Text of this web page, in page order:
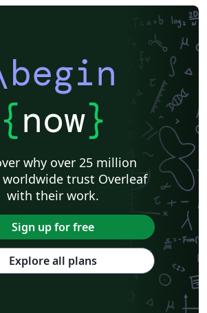
{now}
why over 25 million
worldwide trust Overleaf
with their work.
Sign up for free
Explore all plans